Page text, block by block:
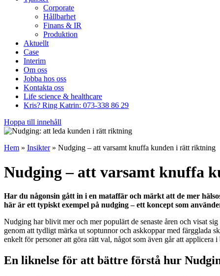
Corporate
Hållbarhet
Finans & IR
Produktion
Aktuellt
Case
Interim
Om oss
Jobba hos oss
Kontakta oss
Life science & healthcare
Kris? Ring Katrin: 073-338 86 29
Hoppa till innehåll
Hem » Insikter» Nudging – att varsamt knuffa kunden i rätt riktning
Nudging – att varsamt knuffa
Har du någonsin gått in i en mataffär och märkt att de mer
här är ett typiskt exempel på nudging – ett koncept som
Nudging har blivit mer och mer populärt de senaste åren och visat
genom att tydligt märka ut soptunnor och askkoppar med färgglada
enkelt för personer att göra rätt val, något som även går att applicera
En liknelse för att bättre förstå hur